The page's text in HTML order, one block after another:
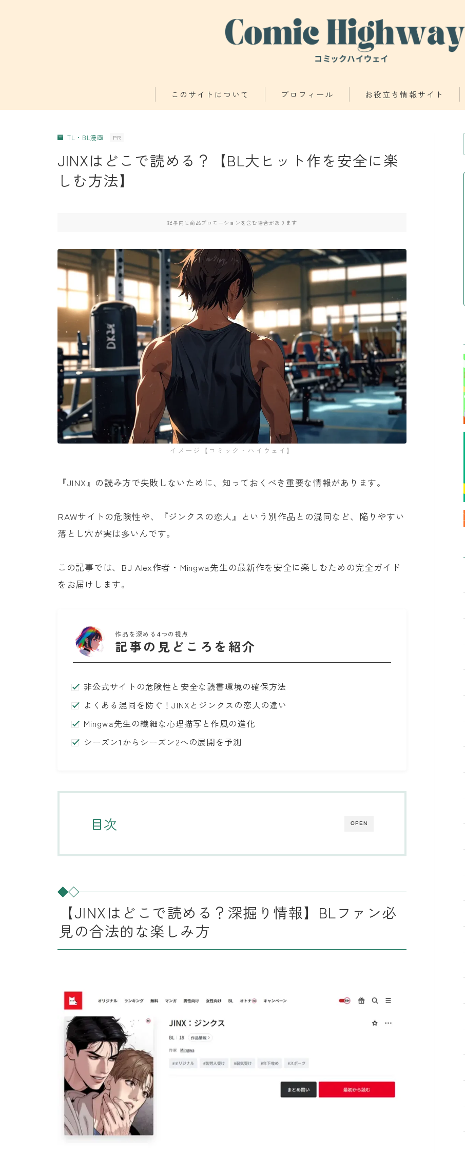
このサイトについて プロフィール お役立ち情報サイト
少年・青年向け
TL・BL漫画
漫画
葬送のフリーレン
みいちゃんと山田さん
作戦名は純情
枯れた花に涙を
よくある令嬢転生だと思ったのに
薬屋のひとりごと
黒執事
ある日お姫様になってしまった件につい
て
春の嵐とモンスター
TL・BL漫画 PR
JINXはどこで読める？【BL大ヒット作を安全に楽
しむ方法】
記事内に商品プロモーションを含む場合があります
イメージ【コミック・ハイウェイ】
『JINX』の読み方で失敗しないために、知っておくべき重要な情報があります。
RAWサイトの危険性や、『ジンクスの恋人』という別作品との混同など、陥りやすい
落とし穴が実は多いんです。
この記事では、BJ Alex作者・Mingwa先生の最新作を安全に楽しむための完全ガイド
をお届けします。
作品を深める4つの視点
記事の見どころを紹介
非公式サイトの危険性と安全な読書環境の確保方法
よくある混同を防ぐ！JINXとジンクスの恋人の違い
Mingwa先生の繊細な心理描写と作風の進化
シーズン1からシーズン2への展開を予測
OPEN
目次
【JINXはどこで読める？深掘り情報】BLファン必
見の合法的な楽しみ方